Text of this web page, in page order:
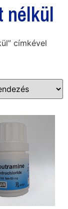
nélkül
címkével